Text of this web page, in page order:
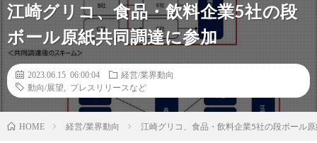
江崎グリコ、食品・飲料企業5社の段
ボール原紙共同調達に参加
2023.06.15 06:00:04
経営/業界動向
動向/展望
プレスリリースなど
HOME 経営/業界動向 江崎グリコ、食品・飲料企業5社の段ボール